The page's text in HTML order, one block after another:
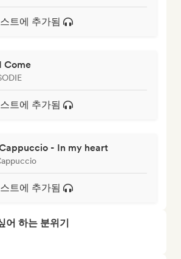
트에 추가됨
Come
트에 추가됨
- In my heart
트에 추가됨
어 하는 분위기